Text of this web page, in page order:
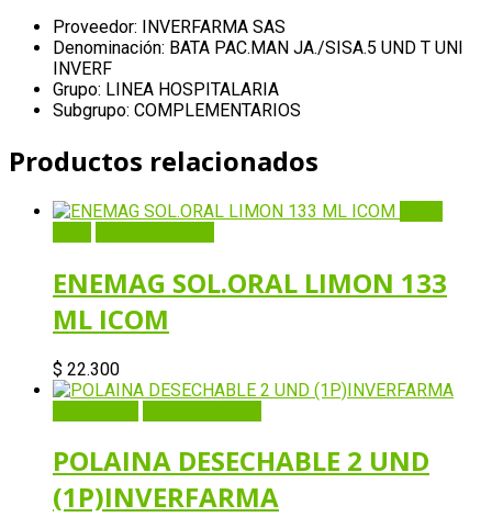
Proveedor: INVERFARMA SAS
Denominación: BATA PAC.MAN JA./SISA.5 UND T UNI
INVERF
Grupo: LINEA HOSPITALARIA
Subgrupo: COMPLEMENTARIOS
Productos relacionados
ENEMAG SOL.ORAL LIMON 133
ML ICOM
$ 22.300
POLAINA DESECHABLE 2 UND
(1P)INVERFARMA